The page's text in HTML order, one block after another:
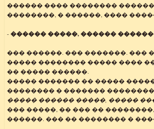
������ ���� ��������
��������, � ������, ����
-������ �����, ������
��� ������. ��� �������. ���
����� �������� ����� ����
�� ����� ������.
����� ������� �� �����
�������� � �������
����� ������ �����, �����
��� �����, �� ��� ��
������. ��� �� �������� �